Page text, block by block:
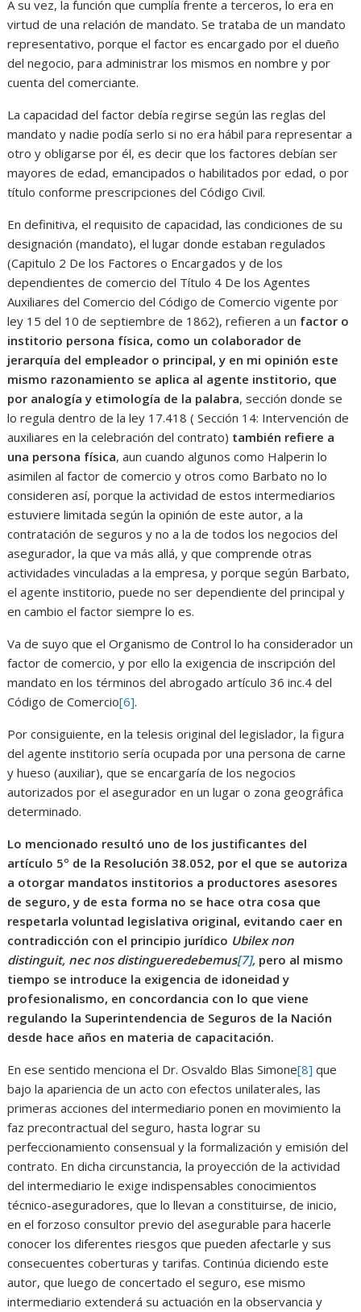
A su vez, la función que cumplía frente a terceros, lo era en
virtud de una relación de mandato. Se trataba de un mandato
representativo, porque el factor es encargado por el dueño
del negocio, para administrar los mismos en nombre y por
cuenta del comerciante.
La capacidad del factor debía regirse según las reglas del
mandato y nadie podía serlo si no era hábil para representar a
otro y obligarse por él, es decir que los factores debían ser
mayores de edad, emancipados o habilitados por edad, o por
título conforme prescripciones del Código Civil.
En definitiva, el requisito de capacidad, las condiciones de su
designación (mandato), el lugar donde estaban regulados
(Capitulo 2 De los Factores o Encargados y de los
dependientes de comercio del Título 4 De los Agentes
Auxiliares del Comercio del Código de Comercio vigente por
ley 15 del 10 de septiembre de 1862), refieren a un factor o
institorio persona física, como un colaborador de
jerarquía del empleador o principal, y en mi opinión este
mismo razonamiento se aplica al agente institorio, que
por analogía y etimología de la palabra, sección donde se
lo regula dentro de la ley 17.418 ( Sección 14: Intervención de
auxiliares en la celebración del contrato) también refiere a
una persona física, aun cuando algunos como Halperin lo
asimilen al factor de comercio y otros como Barbato no lo
consideren así, porque la actividad de estos intermediarios
estuviere limitada según la opinión de este autor, a la
contratación de seguros y no a la de todos los negocios del
asegurador, la que va más allá, y que comprende otras
actividades vinculadas a la empresa, y porque según Barbato,
el agente institorio, puede no ser dependiente del principal y
en cambio el factor siempre lo es.
Va de suyo que el Organismo de Control lo ha considerador un
factor de comercio, y por ello la exigencia de inscripción del
mandato en los términos del abrogado artículo 36 inc.4 del
Código de Comercio[6].
Por consiguiente, en la telesis original del legislador, la figura
del agente institorio sería ocupada por una persona de carne
y hueso (auxiliar), que se encargaría de los negocios
autorizados por el asegurador en un lugar o zona geográfica
determinado.
Lo mencionado resultó uno de los justificantes del
artículo 5º de la Resolución 38.052, por el que se autoriza
a otorgar mandatos institorios a productores asesores
de seguro, y de esta forma no se hace otra cosa que
respetarla voluntad legislativa original, evitando caer en
contradicción con el principio jurídico Ubilex non
distinguit, nec nos distingueredebemus[7], pero al mismo
tiempo se introduce la exigencia de idoneidad y
profesionalismo, en concordancia con lo que viene
regulando la Superintendencia de Seguros de la Nación
desde hace años en materia de capacitación.
En ese sentido menciona el Dr. Osvaldo Blas Simone[8] que
bajo la apariencia de un acto con efectos unilaterales, las
primeras acciones del intermediario ponen en movimiento la
faz precontractual del seguro, hasta lograr su
perfeccionamiento consensual y la formalización y emisión del
contrato. En dicha circunstancia, la proyección de la actividad
del intermediario le exige indispensables conocimientos
técnico-aseguradores, que lo llevan a constituirse, de inicio,
en el forzoso consultor previo del asegurable para hacerle
conocer los diferentes riesgos que pueden afectarle y sus
consecuentes coberturas y tarifas. Continúa diciendo este
autor, que luego de concertado el seguro, ese mismo
intermediario extenderá su actuación en la observancia y